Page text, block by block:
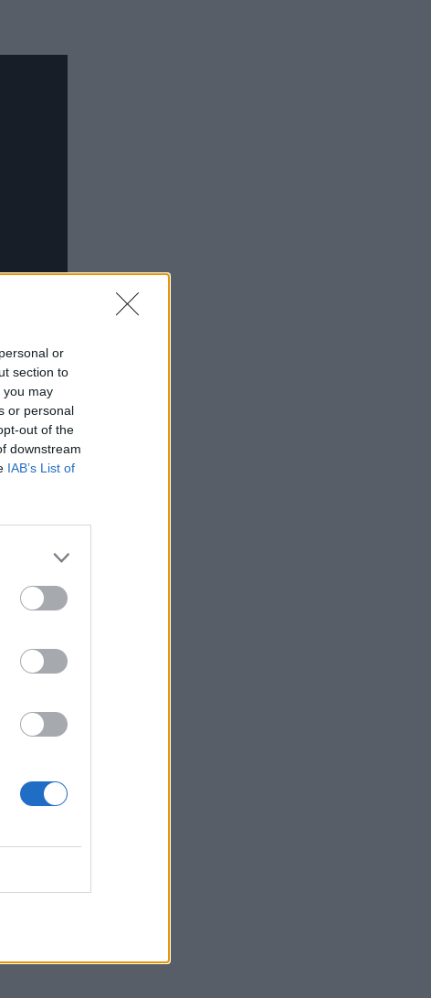
or
section to
you may
or personal
out of the
downstream
IAB’s List of